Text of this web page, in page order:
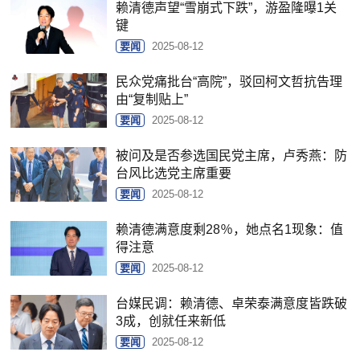
赖清德声望“雪崩式下跌”，游盈隆曝1关
键
要闻 2025-08-12
民众党痛批台“高院”，驳回柯文哲抗告理
由“复制贴上”
要闻 2025-08-12
被问及是否参选国民党主席，卢秀燕：防
台风比选党主席重要
要闻 2025-08-12
赖清德满意度剩28％，她点名1现象：值
得注意
要闻 2025-08-12
台媒民调：赖清德、卓荣泰满意度皆跌破
3成，创就任来新低
要闻 2025-08-12